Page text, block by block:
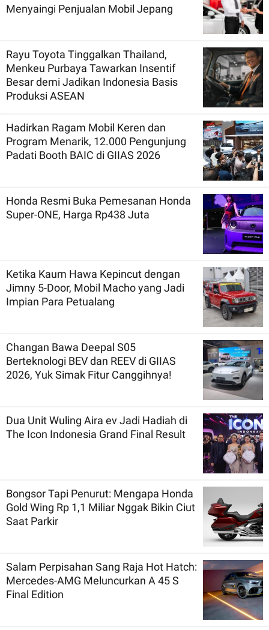
Menyaingi Penjualan Mobil Jepang
Rayu Toyota Tinggalkan Thailand,
Menkeu Purbaya Tawarkan Insentif
Besar demi Jadikan Indonesia Basis
Produksi ASEAN
Hadirkan Ragam Mobil Keren dan
Program Menarik, 12.000 Pengunjung
Padati Booth BAIC di GIIAS 2026
Honda Resmi Buka Pemesanan Honda
Super-ONE, Harga Rp438 Juta
Ketika Kaum Hawa Kepincut dengan
Jimny 5-Door, Mobil Macho yang Jadi
Impian Para Petualang
Changan Bawa Deepal S05
Berteknologi BEV dan REEV di GIIAS
2026, Yuk Simak Fitur Canggihnya!
Dua Unit Wuling Aira ev Jadi Hadiah di
The Icon Indonesia Grand Final Result
Bongsor Tapi Penurut: Mengapa Honda
Gold Wing Rp 1,1 Miliar Nggak Bikin Ciut
Saat Parkir
Salam Perpisahan Sang Raja Hot Hatch:
Mercedes-AMG Meluncurkan A 45 S
Final Edition